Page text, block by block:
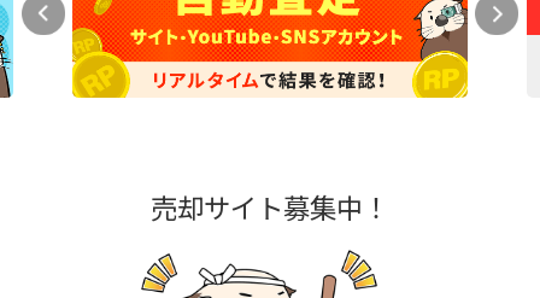
売却サイト募集中！